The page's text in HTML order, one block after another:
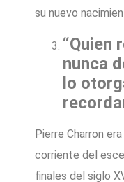
su nuevo
“Quien
nunca
lo
Pierre Charron
corriente del
finales del siglo